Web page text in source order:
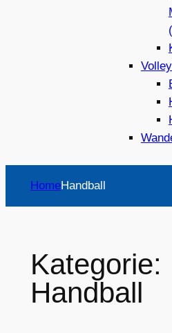
HomeHandball
Kategorie:
Handball